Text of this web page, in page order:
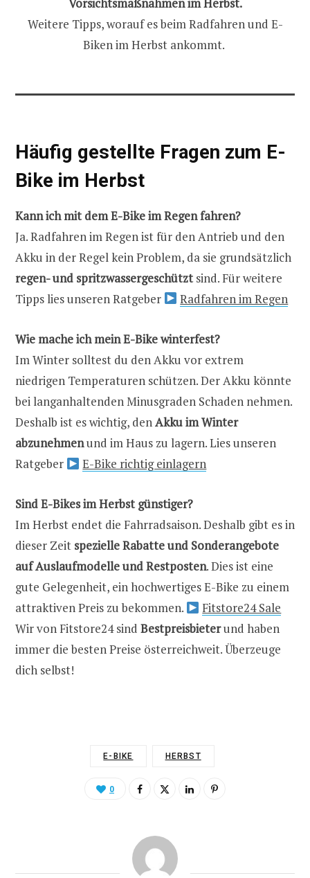
Weitere Tipps, worauf es beim Radfahren und E-
Biken im Herbst ankommt.
Häufig gestellte Fragen zum E-
Bike im Herbst
Kann ich mit dem E-Bike im Regen fahren?
Ja. Radfahren im Regen ist für den Antrieb und den
Akku in der Regel kein Problem, da sie grundsätzlich
regen- und spritzwassergeschütztsind. Für weitere
Tipps lies unseren Ratgeber
Radfahren im Regen
Wie mache ich mein E-Bike winterfest?
Im Winter solltest du den Akku vor extrem
niedrigen Temperaturen schützen. Der Akku könnte
bei langanhaltenden Minusgraden Schaden nehmen.
Deshalb ist es wichtig, denAkku im Winter
abzunehmenund im Haus zu lagern. Lies unseren
Ratgeber
E-Bike richtig einlagern
Sind E-Bikes im Herbst günstiger?
Im Herbst endet die Fahrradsaison. Deshalb gibt es in
dieser Zeit spezielle Rabatte und Sonderangebote
auf Auslaufmodelle und Restposten. Dies ist eine
gute Gelegenheit, ein hochwertiges E-Bike zu einem
attraktiven Preis zu bekommen.
Fitstore24 Sale
Wir von Fitstore24 sind Bestpreisbieterund haben
immer die besten Preise österreichweit. Überzeuge
dich selbst!
E-BIKE HERBST
0